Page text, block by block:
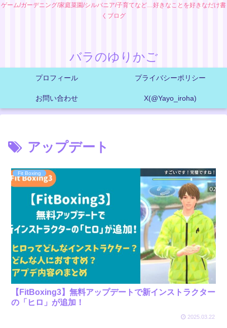
ゲーム/ガーデニング/家庭菜園/シルバニア/子育てなど…好きなことを好きなだけ書
くブログ
バラのゆりかご
プロフィール プライバシーポリシー
お問い合わせ X(@Yayo_iroha)
アップデート
Fit Boxing
【FitBoxing3】無料アップデートで新インストラクター
の「ヒロ」が追加！
2025.03.22